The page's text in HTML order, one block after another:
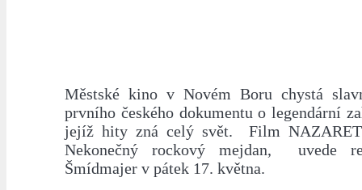
Městské kino v Novém Boru chystá
prvního českého dokumentu o legendární
jejíž hity zná celý svět. Film
Nekonečný rockový mejdan, uvede
Šmídmajer v pátek 17. května.